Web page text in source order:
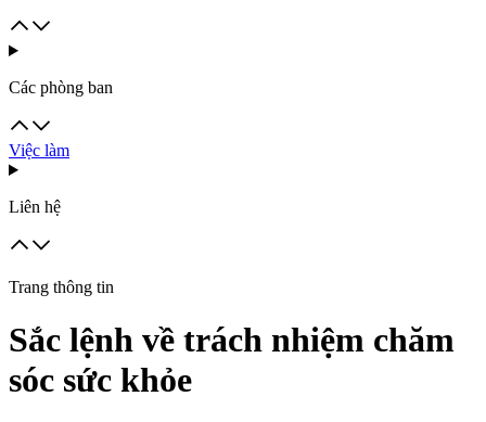
Các phòng ban
Việc làm
Liên hệ
Trang thông tin
Sắc lệnh về trách nhiệm chăm
sóc sức khỏe